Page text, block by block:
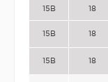
15B 18
15B 18
15B 18